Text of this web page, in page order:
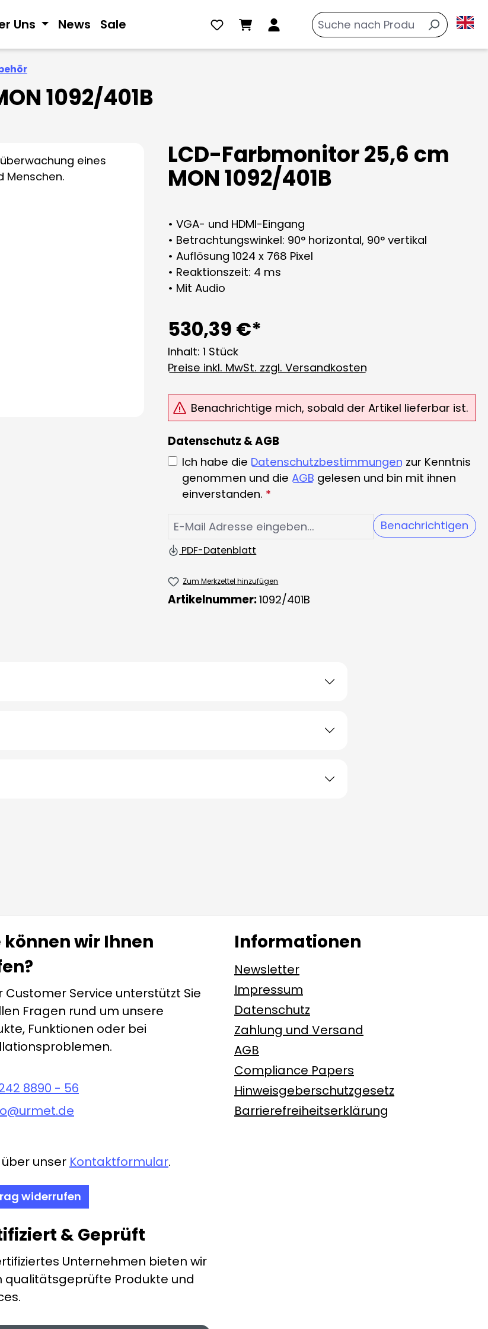
Uns News Sale
1092/401B
LCD-Farbmonitor 25,6 cm
MON 1092/401B
• VGA- und HDMI-Eingang
• Betrachtungswinkel: 90° horizontal, 90° vertikal
• Auflösung 1024 x 768 Pixel
• Reaktionszeit: 4 ms
• Mit Audio
530,39 €*
Inhalt: 1 Stück
Preise inkl. MwSt. zzgl. Versandkosten
Benachrichtige mich, sobald der Artikel lieferbar ist.
Datenschutz & AGB
Ich habe die Datenschutzbestimmungen zur Kenntnis
genommen und die AGB gelesen und bin mit ihnen
einverstanden. *
Benachrichtigen
PDF-Datenblatt
Zum Merkzettel hinzufügen
Artikelnummer:1092/401B
können wir Ihnen
Customer Service unterstützt Sie
Fragen rund um unsere
Funktionen oder bei
8890 - 56
unser Kontaktformular.
widerrufen
& Geprüft
Unternehmen bieten wir
qualitätsgeprüfte Produkte und
Informationen
Newsletter
Impressum
Datenschutz
Zahlung und Versand
AGB
Compliance Papers
Hinweisgeberschutzgesetz
Barrierefreiheitserklärung